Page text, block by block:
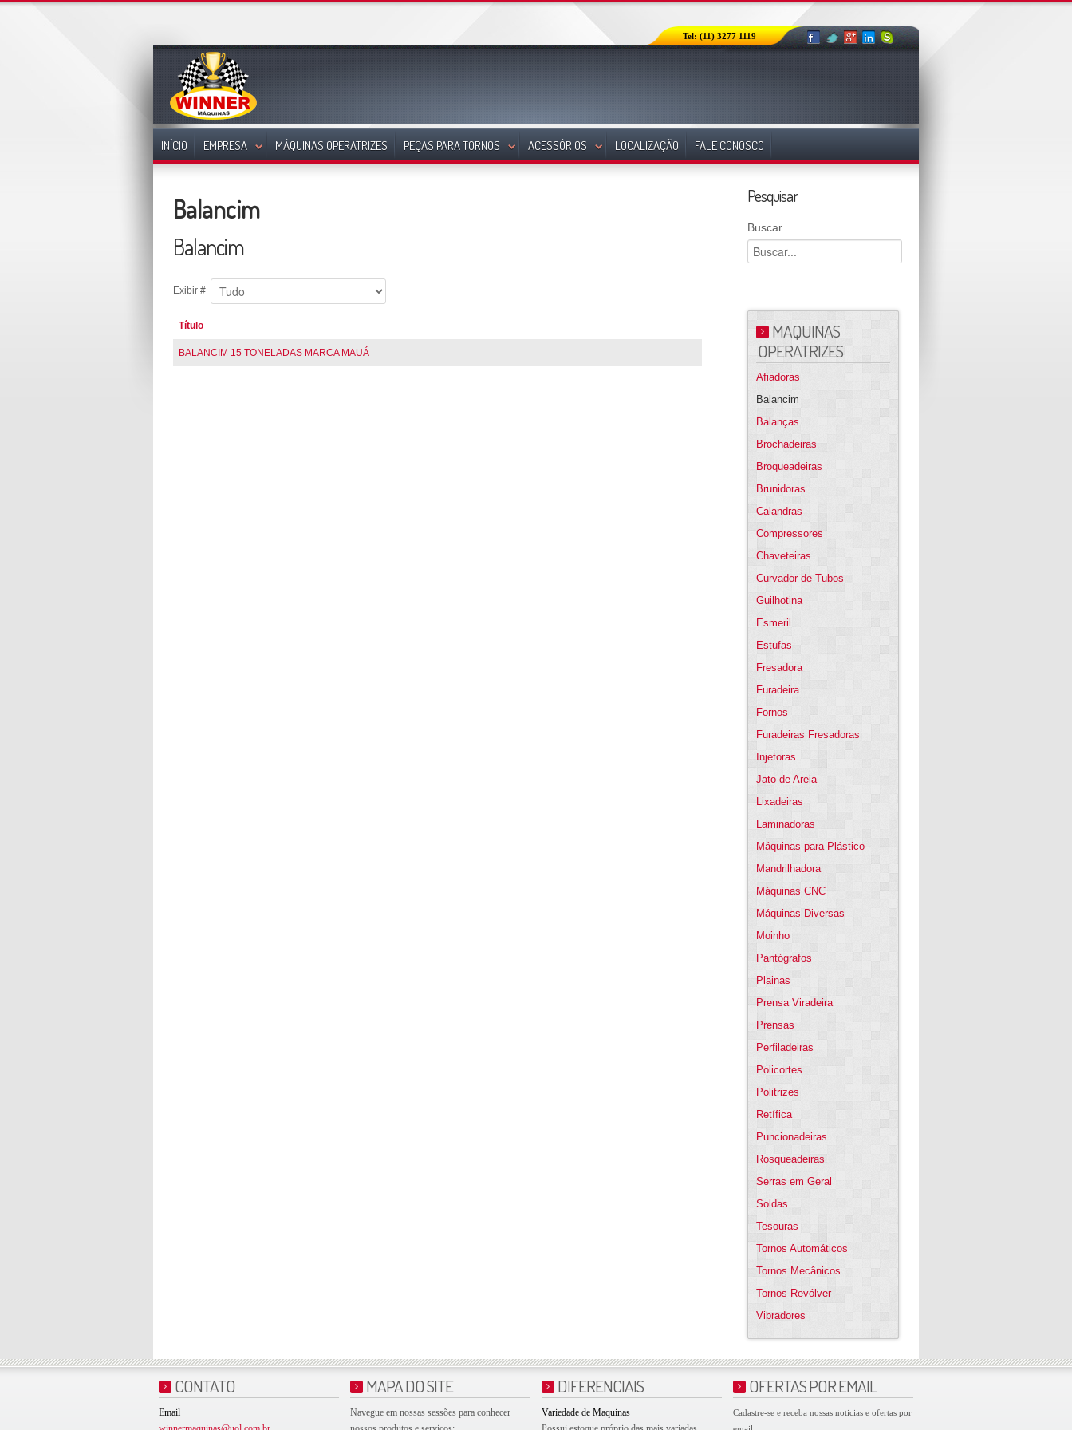
Tel: (11) 3277 1119
INÍCIO EMPRESA MÁQUINAS OPERATRIZES PEÇAS PARA TORNOS ACESSÓRIOS LOCALIZAÇÃO FALE CONOSCO
Balancim
Balancim
Exibir #
Título
BALANCIM 15 TONELADAS MARCA MAUÁ
Pesquisar
Buscar...
MAQUINAS
OPERATRIZES
Afiadoras
Balancim
Balanças
Brochadeiras
Broqueadeiras
Brunidoras
Calandras
Compressores
Chaveteiras
Curvador de Tubos
Guilhotina
Esmeril
Estufas
Fresadora
Furadeira
Fornos
Furadeiras Fresadoras
Injetoras
Jato de Areia
Lixadeiras
Laminadoras
Máquinas para Plástico
Mandrilhadora
Máquinas CNC
Máquinas Diversas
Moinho
Pantógrafos
Plainas
Prensa Viradeira
Prensas
Perfiladeiras
Policortes
Politrizes
Retífica
Puncionadeiras
Rosqueadeiras
Serras em Geral
Soldas
Tesouras
Tornos Automáticos
Tornos Mecânicos
Tornos Revólver
Vibradores
CONTATO
Email
MAPA DO SITE
Navegue em nossas sessões para conhecer
DIFERENCIAIS
Variedade de Maquinas
OFERTAS POR EMAIL
Cadastre-se e receba nossas noticias e ofertas por